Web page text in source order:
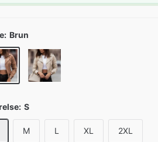
Brun
S
M L XL 2XL